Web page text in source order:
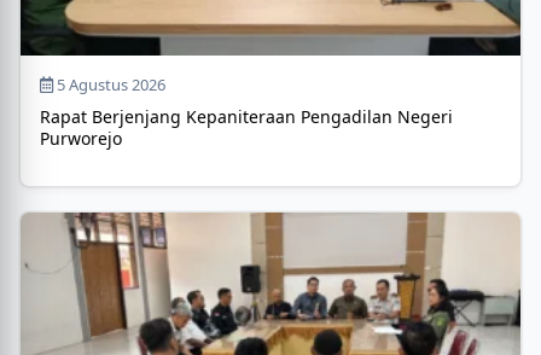
5 Agustus 2026
Rapat Berjenjang Kepaniteraan Pengadilan Negeri
Purworejo